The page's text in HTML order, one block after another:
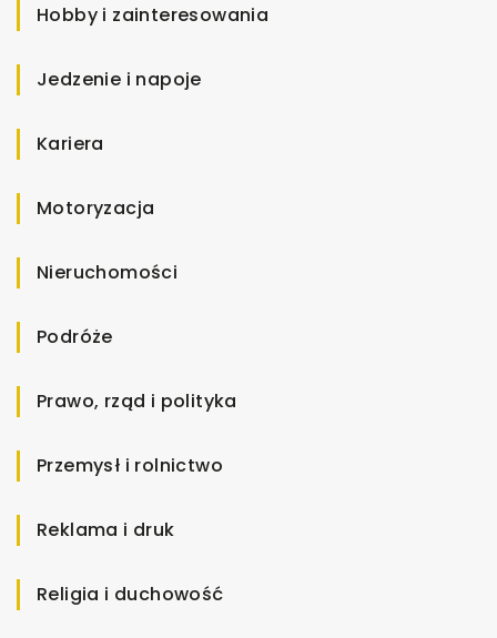
Hobby i zainteresowania
Jedzenie i napoje
Kariera
Motoryzacja
Nieruchomości
Podróże
Prawo, rząd i polityka
Przemysł i rolnictwo
Reklama i druk
Religia i duchowość